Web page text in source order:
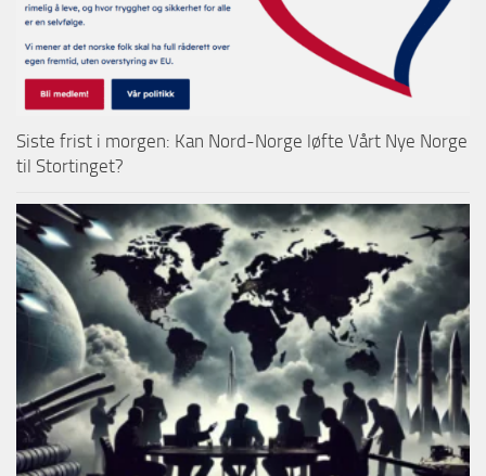
Siste frist i morgen: Kan Nord-Norge løfte Vårt Nye Norge
til Stortinget?